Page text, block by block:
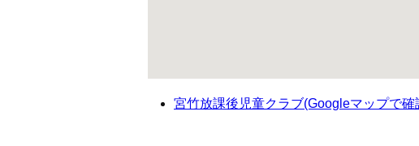
宮竹放課後児童クラブ(Googleマップで確